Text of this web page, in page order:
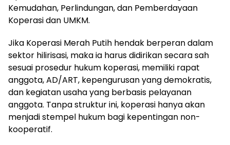
Kemudahan, Perlindungan, dan Pemberdayaan
Koperasi dan UMKM.
Jika Koperasi Merah Putih hendak berperan dalam
sektor hilirisasi, maka ia harus didirikan secara sah
sesuai prosedur hukum koperasi, memiliki rapat
anggota, AD/ART, kepengurusan yang demokratis,
dan kegiatan usaha yang berbasis pelayanan
anggota. Tanpa struktur ini, koperasi hanya akan
menjadi stempel hukum bagi kepentingan non-
kooperatif.